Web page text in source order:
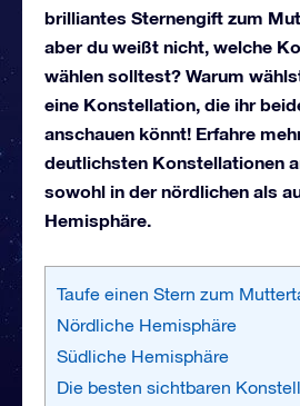
brilliantes Sternengift zum
aber du weißt nicht, welche
wählen solltest? Warum
eine Konstellation, die ihr
anschauen könnt! Erfahre
deutlichsten Konstellationen
sowohl in der nördlichen als
Hemisphäre.
Taufe einen Stern zum
Nördliche Hemisphäre
Südliche Hemisphäre
Die besten sichtbaren